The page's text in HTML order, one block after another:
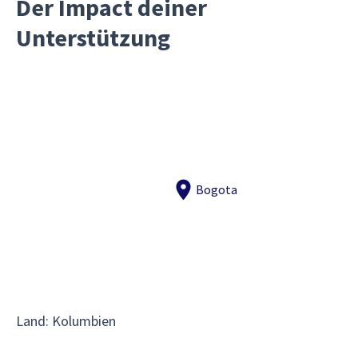
Der Impact deiner
Unterstützung
Bogota
Land: Kolumbien